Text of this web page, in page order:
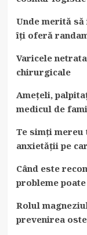
Unde merită
îți oferă
Varicele
chirurgicale
Amețeli,
medicul de
Te simți mereu
anxietății pe
Când este
probleme
Rolul
prevenirea